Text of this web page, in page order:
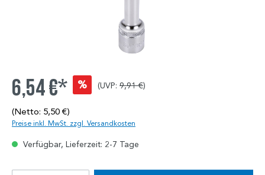
6,54 €* % (UVP: 9,91 €)
(Netto: 5,50 €)
Preise inkl. MwSt. zzgl. Versandkosten
Verfügbar, Lieferzeit: 2-7 Tage